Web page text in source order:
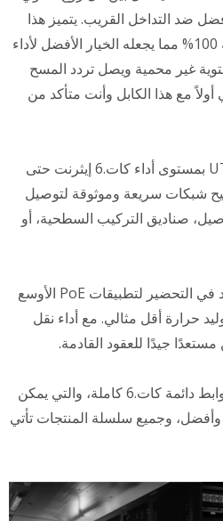
ضد التداخل القريب. يتميز هذا
المنتج بموصلات نحاسية صلبة 100% مما يجعله الخيار الأفضل لأداء
غير محمية ويصل تردد المسح
تأتي أولاً مع هذا الكابل وأنت متأكد من
تفي موصلات كات.6 UTP RJ45 بمستوى أداء كات.6 إيثرنت حتى
شبكات سريعة وموثوقة لتوصيل
صناديق التركيب السطحية، أو
استخدام سلك 23AWG يساعد في التحضير لتطبيقات PoE الأوسع
حرارة أقل مثالي. مع أداء نقل
جيدًا للعقود القادمة.
توفر CRXCabling منتجات روابط دائمة كات.6 كاملة، والتي يمكن
وجميع سلسلة المنتجات تأتي